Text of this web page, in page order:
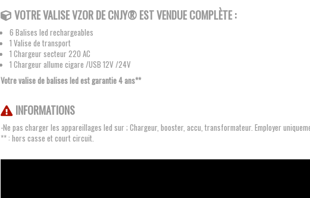
VOTRE VALISE VZORDE CNJY®EST VENDUE COMPLÈTE :
6 Balises led rechargeables
1 Valise de transport
1 Chargeur secteur 220 AC
1 Chargeur allume cigare /USB 12V /24V
Votre valise de balises led est garantie 4 ans**
INFORMATIONS
-Ne pas charger les appareillages led sur ; Chargeur, booster, accu, transformateur. Employer
** : hors casse et court circuit.